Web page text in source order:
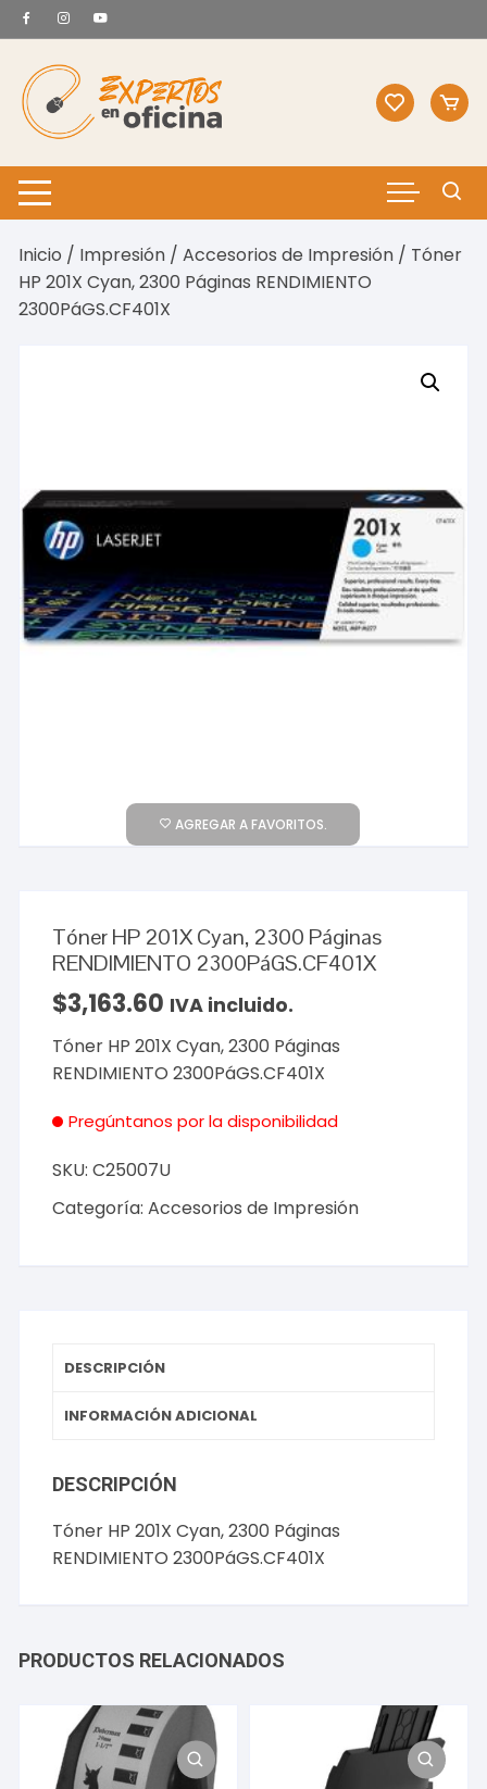
Saltar
al
contenido
Inicio / Impresión /Accesorios de Impresión / Tóner
HP 201X Cyan, 2300 Páginas RENDIMIENTO
2300PáGS.CF401X
AGREGAR A FAVORITOS.
Tóner HP 201X Cyan, 2300 Páginas
RENDIMIENTO 2300PáGS.CF401X
$3,163.60 IVA incluido.
Tóner HP 201X Cyan, 2300 Páginas
RENDIMIENTO 2300PáGS.CF401X
Pregúntanos por la disponibilidad
SKU:C25007U
Categoría:Accesorios de Impresión
DESCRIPCIÓN
INFORMACIÓN ADICIONAL
DESCRIPCIÓN
Tóner HP 201X Cyan, 2300 Páginas
RENDIMIENTO 2300PáGS.CF401X
PRODUCTOS RELACIONADOS